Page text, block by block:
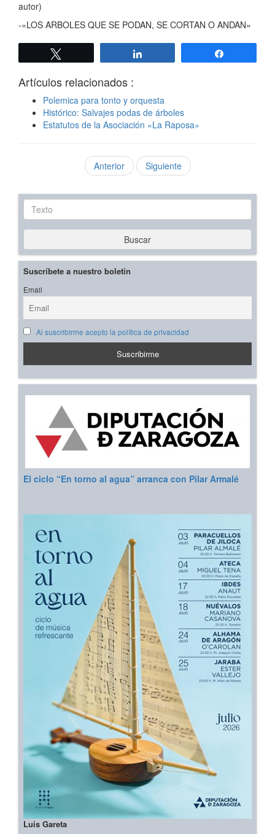
autor)
-«LOS ARBOLES QUE SE PODAN, SE CORTAN O ANDAN»
Artículos relacionados :
Polemica para tonto y orquesta
Histórico: Salvajes podas de árboles
Estatutos de la Asociación «La Raposa»
Anterior Siguiente
Texto
Buscar
Suscríbete a nuestro boletín
Email
Al suscribirme acepto la política de privacidad
El ciclo “En torno al agua” arranca con Pilar Armalé
Luis Gareta